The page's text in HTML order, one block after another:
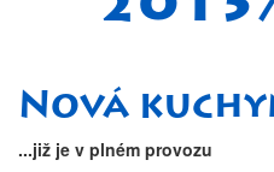
Nová
...již je v plném provozu